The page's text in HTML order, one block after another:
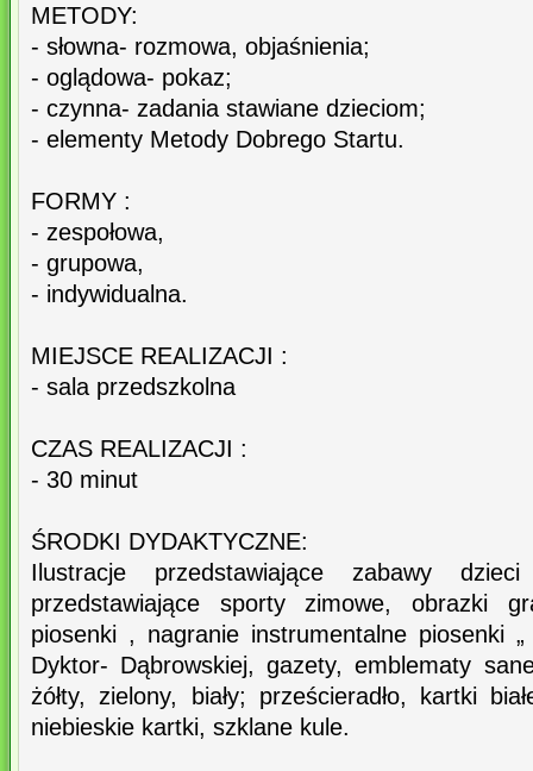
METODY:
- słowna- rozmowa, objaśnienia;
- oglądowa- pokaz;
- czynna- zadania stawiane dzieciom;
- elementy Metody Dobrego Startu.
FORMY :
- zespołowa,
- grupowa,
- indywidualna.
MIEJSCE REALIZACJI :
- sala przedszkolna
CZAS REALIZACJI :
- 30 minut
ŚRODKI DYDAKTYCZNE:
Ilustracje przedstawiające zabawy
przedstawiające sporty zimowe, obrazki
piosenki , nagranie instrumentalne piosenki „
Dyktor- Dąbrowskiej, gazety, emblematy
żółty, zielony, biały; prześcieradło, kartki
niebieskie kartki, szklane kule.